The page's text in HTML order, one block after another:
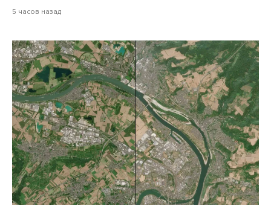
5 часов назад